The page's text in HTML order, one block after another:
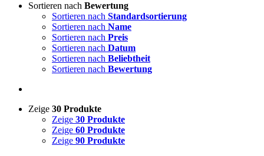
Sortieren nach Bewertung
Sortieren nach Standardsortierung
Sortieren nach Name
Sortieren nach Preis
Sortieren nach Datum
Sortieren nach Beliebtheit
Sortieren nach Bewertung
Zeige 30 Produkte
Zeige 30 Produkte
Zeige 60 Produkte
Zeige 90 Produkte